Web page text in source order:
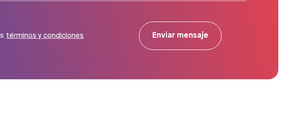
términos y condiciones Enviar mensaje